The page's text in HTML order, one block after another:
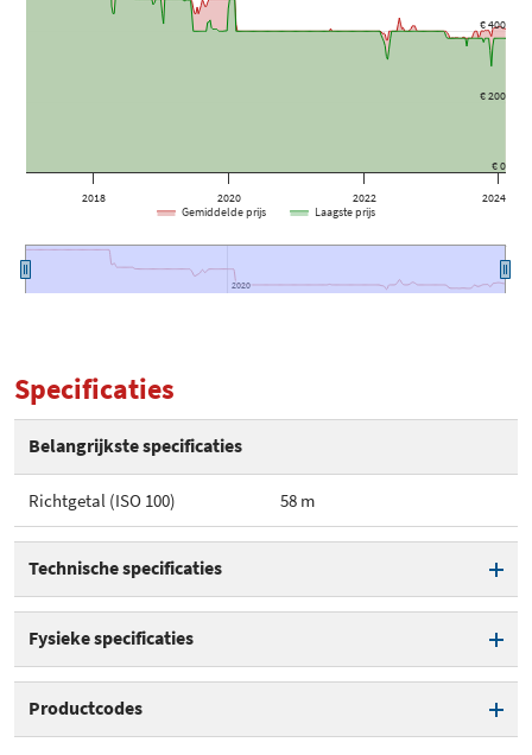
2018 2020 2022 2024
2020
2020
€ 0
€ 200
€ 400
Gemiddelde prijs Laagste prijs
Specificaties
Belangrijkste specificaties
Richtgetal (ISO 100) 58 m
Technische specificaties
Fysieke specificaties
Breedte 81,2 mm
Productcodes